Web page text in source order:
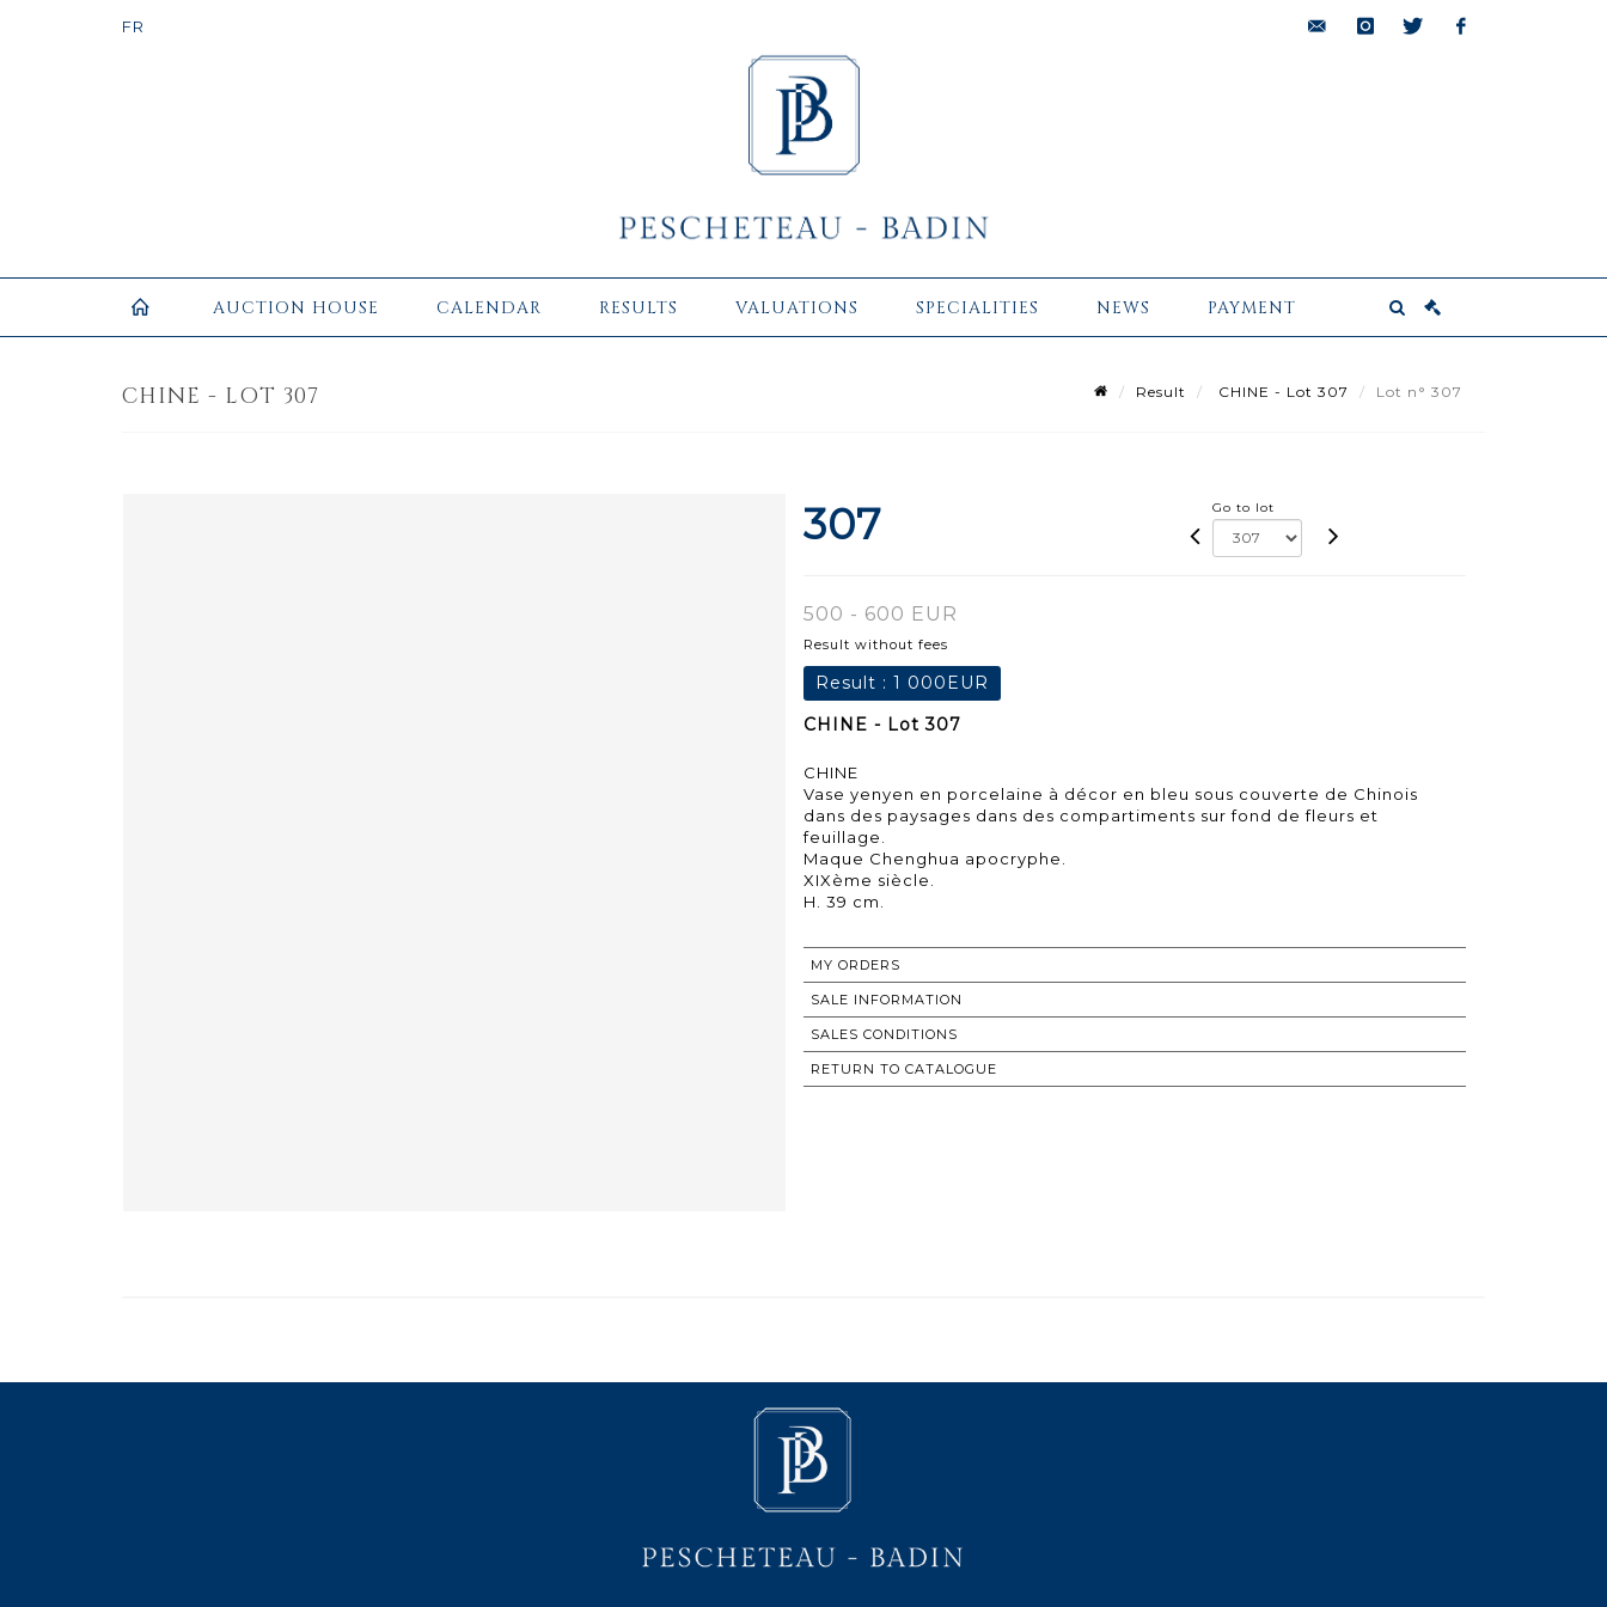
AUCTION HOUSE CALENDAR RESULTS VALUATIONS SPECIALITIES NEWS PAYMENT
CHINE - LOT 307 Result CHINE - Lot 307 Lot n° 307
307 Go to lot
500 - 600 EUR
Result without fees
Result : 1 000EUR
CHINE - Lot 307
CHINE
Vase yenyen en porcelaine à décor en bleu sous couverte de Chinois
dans des paysages dans des compartiments sur fond de fleurs et
feuillage.
Maque Chenghua apocryphe.
XIXème siècle.
H. 39 cm.
MY ORDERS
SALE INFORMATION
SALES CONDITIONS
RETURN TO CATALOGUE